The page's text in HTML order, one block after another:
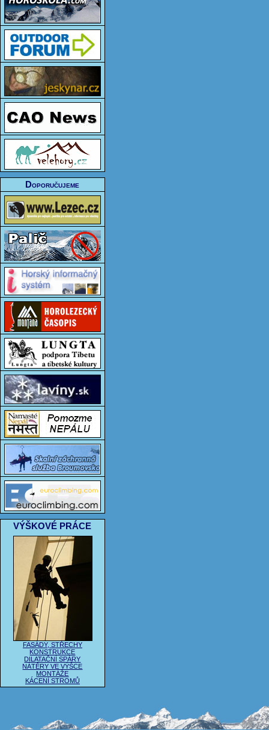
Doporučujeme
VÝŠKOVÉ PRÁCE
FASÁDY, STŘECHY
KONSTRUKCE
DILATAČNÍ SPÁRY
NÁTĚRY VE VÝŠCE
MONTÁŽE
KÁCENÍ STROMŮ